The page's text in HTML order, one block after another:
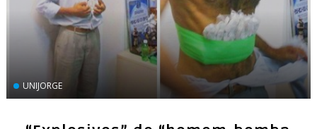
UNIJORGE